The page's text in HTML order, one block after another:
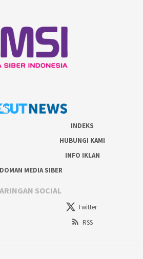
INDEKS
HUBUNGI KAMI
INFO IKLAN
MEDIA SIBER
SOCIAL
Twitter
RSS